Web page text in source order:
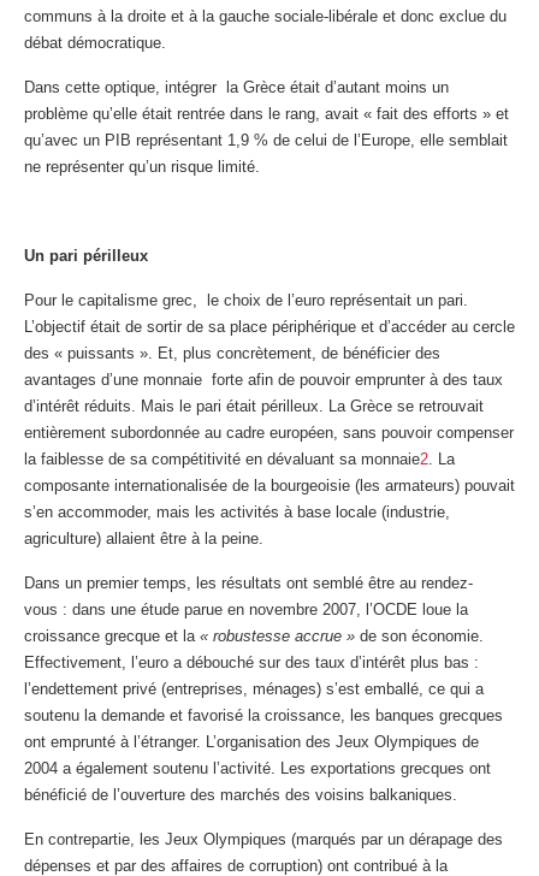
communs à la droite et à la gauche sociale-libérale et donc exclue du
débat démocratique.
Dans cette optique, intégrer la Grèce était d’autant moins un
problème qu’elle était rentrée dans le rang, avait « fait des efforts » et
qu’avec un PIB représentant 1,9 % de celui de l’Europe, elle semblait
ne représenter qu’un risque limité.
Un pari périlleux
Pour le capitalisme grec, le choix de l’euro représentait un pari.
L’objectif était de sortir de sa place périphérique et d’accéder au cercle
des « puissants ». Et, plus concrètement, de bénéficier des
avantages d’une monnaie forte afin de pouvoir emprunter à des taux
d’intérêt réduits. Mais le pari était périlleux. La Grèce se retrouvait
entièrement subordonnée au cadre européen, sans pouvoir compenser
la faiblesse de sa compétitivité en dévaluant sa monnaie2 . La
composante internationalisée de la bourgeoisie (les armateurs) pouvait
s’en accommoder, mais les activités à base locale (industrie,
agriculture) allaient être à la peine.
Dans un premier temps, les résultats ont semblé être au rendez-
vous : dans une étude parue en novembre 2007, l’OCDE loue la
croissance grecque et la « robustesse accrue » de son économie.
Effectivement, l’euro a débouché sur des taux d’intérêt plus bas :
l’endettement privé (entreprises, ménages) s’est emballé, ce qui a
soutenu la demande et favorisé la croissance, les banques grecques
ont emprunté à l’étranger. L’organisation des Jeux Olympiques de
2004 a également soutenu l’activité. Les exportations grecques ont
bénéficié de l’ouverture des marchés des voisins balkaniques.
En contrepartie, les Jeux Olympiques (marqués par un dérapage des
dépenses et par des affaires de corruption) ont contribué à la